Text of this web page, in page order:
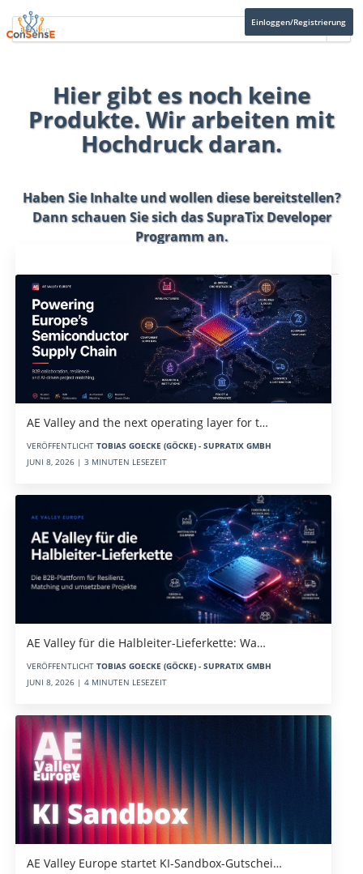
Einloggen/Registrierung
Hier gibt es noch keine
Produkte. Wir arbeiten mit
Hochdruck daran.
Haben Sie Inhalte und wollen diese bereitstellen?
Dann schauen Sie sich dasSupraTix Developer
Programman.
AE Valley and the next operating layer for t…
VERÖFFENTLICHT TOBIAS GOECKE (GÖCKE) - SUPRATIX GMBH
JUNI 8, 2026 | 3 MINUTEN LESEZEIT
AE Valley für die Halbleiter-Lieferkette: Wa…
VERÖFFENTLICHT TOBIAS GOECKE (GÖCKE) - SUPRATIX GMBH
JUNI 8, 2026 | 4 MINUTEN LESEZEIT
AE Valley Europe startet KI-Sandbox-Gutschei…